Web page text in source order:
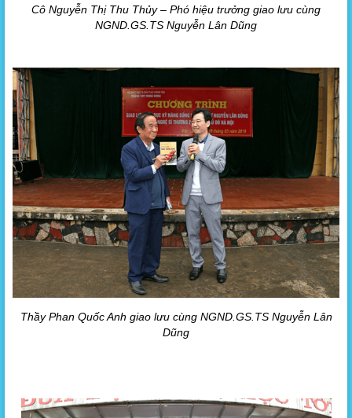
Cô Nguyễn Thị Thu Thủy – Phó hiệu trưởng giao lưu cùng
NGND.GS.TS Nguyễn Lân Dũng
Thầy Phan Quốc Anh giao lưu cùng NGND.GS.TS Nguyễn Lân
Dũng